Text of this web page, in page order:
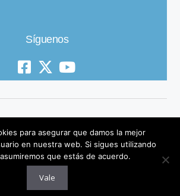
Síguenos
© 2019 All Rights Reserved
para asegurar que damos la mejor
en nuestra web. Si sigues utilizando
que estás de acuerdo.
Vale